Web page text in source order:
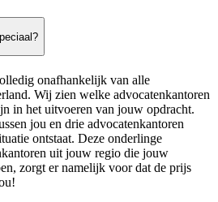
onafhankelijk van alle
Wij zien welke advocatenkantoren
in het uitvoeren van jouw opdracht.
jou en drie advocatenkantoren
ontstaat. Deze onderlinge
uit jouw regio die jouw
zorgt er namelijk voor dat de prijs